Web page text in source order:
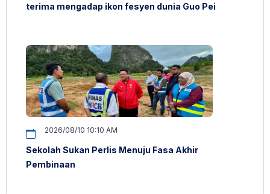
terima mengadap ikon fesyen dunia Guo Pei
2026/08/10 10:10 AM
Sekolah Sukan Perlis Menuju Fasa Akhir
Pembinaan